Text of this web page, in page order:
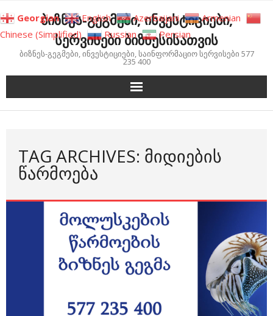
to
content
ბიზნეს-გეგმები, ინვესტიციები,
სერვისები ბიზნესისათვის
ბიზნეს-გეგმები, ინვესტიციები, საინფორმაციო სერვისები 577
235 400
TAG ARCHIVES: ᲛᲘᲓᲘᲔᲑᲘᲡ
ᲬᲐᲠᲛᲝᲔᲑᲐ
Georgian English Azerbaijani
Armenian
Chinese (Simplified)
Russian Persian